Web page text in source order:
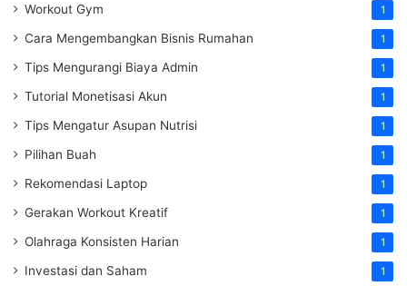
Workout Gym 1
Cara Mengembangkan Bisnis Rumahan 1
Tips Mengurangi Biaya Admin 1
Tutorial Monetisasi Akun 1
Tips Mengatur Asupan Nutrisi 1
Pilihan Buah 1
Rekomendasi Laptop 1
Gerakan Workout Kreatif 1
Olahraga Konsisten Harian 1
Investasi dan Saham 1